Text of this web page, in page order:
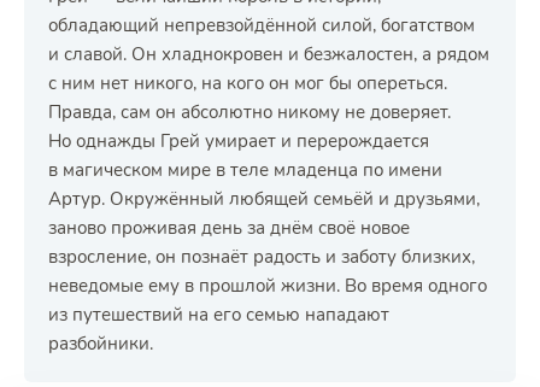
обладающий непревзойдённой силой, богатством
и славой. Он хладнокровен и безжалостен, а рядом
с ним нет никого, на кого он мог бы опереться.
Правда, сам он абсолютно никому не доверяет.
Но однажды Грей умирает и перерождается
в магическом мире в теле младенца по имени
Артур. Окружённый любящей семьёй и друзьями,
заново проживая день за днём своё новое
взросление, он познаёт радость и заботу близких,
неведомые ему в прошлой жизни. Во время одного
из путешествий на его семью нападают
разбойники.